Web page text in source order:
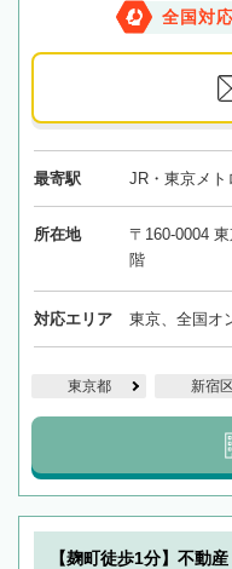
全国対応
最寄駅 JR・東京メト
所在地
〒160-0004
階
対応エリア 東京、全国オ
東京都 新宿区
【麹町徒歩1分】不動